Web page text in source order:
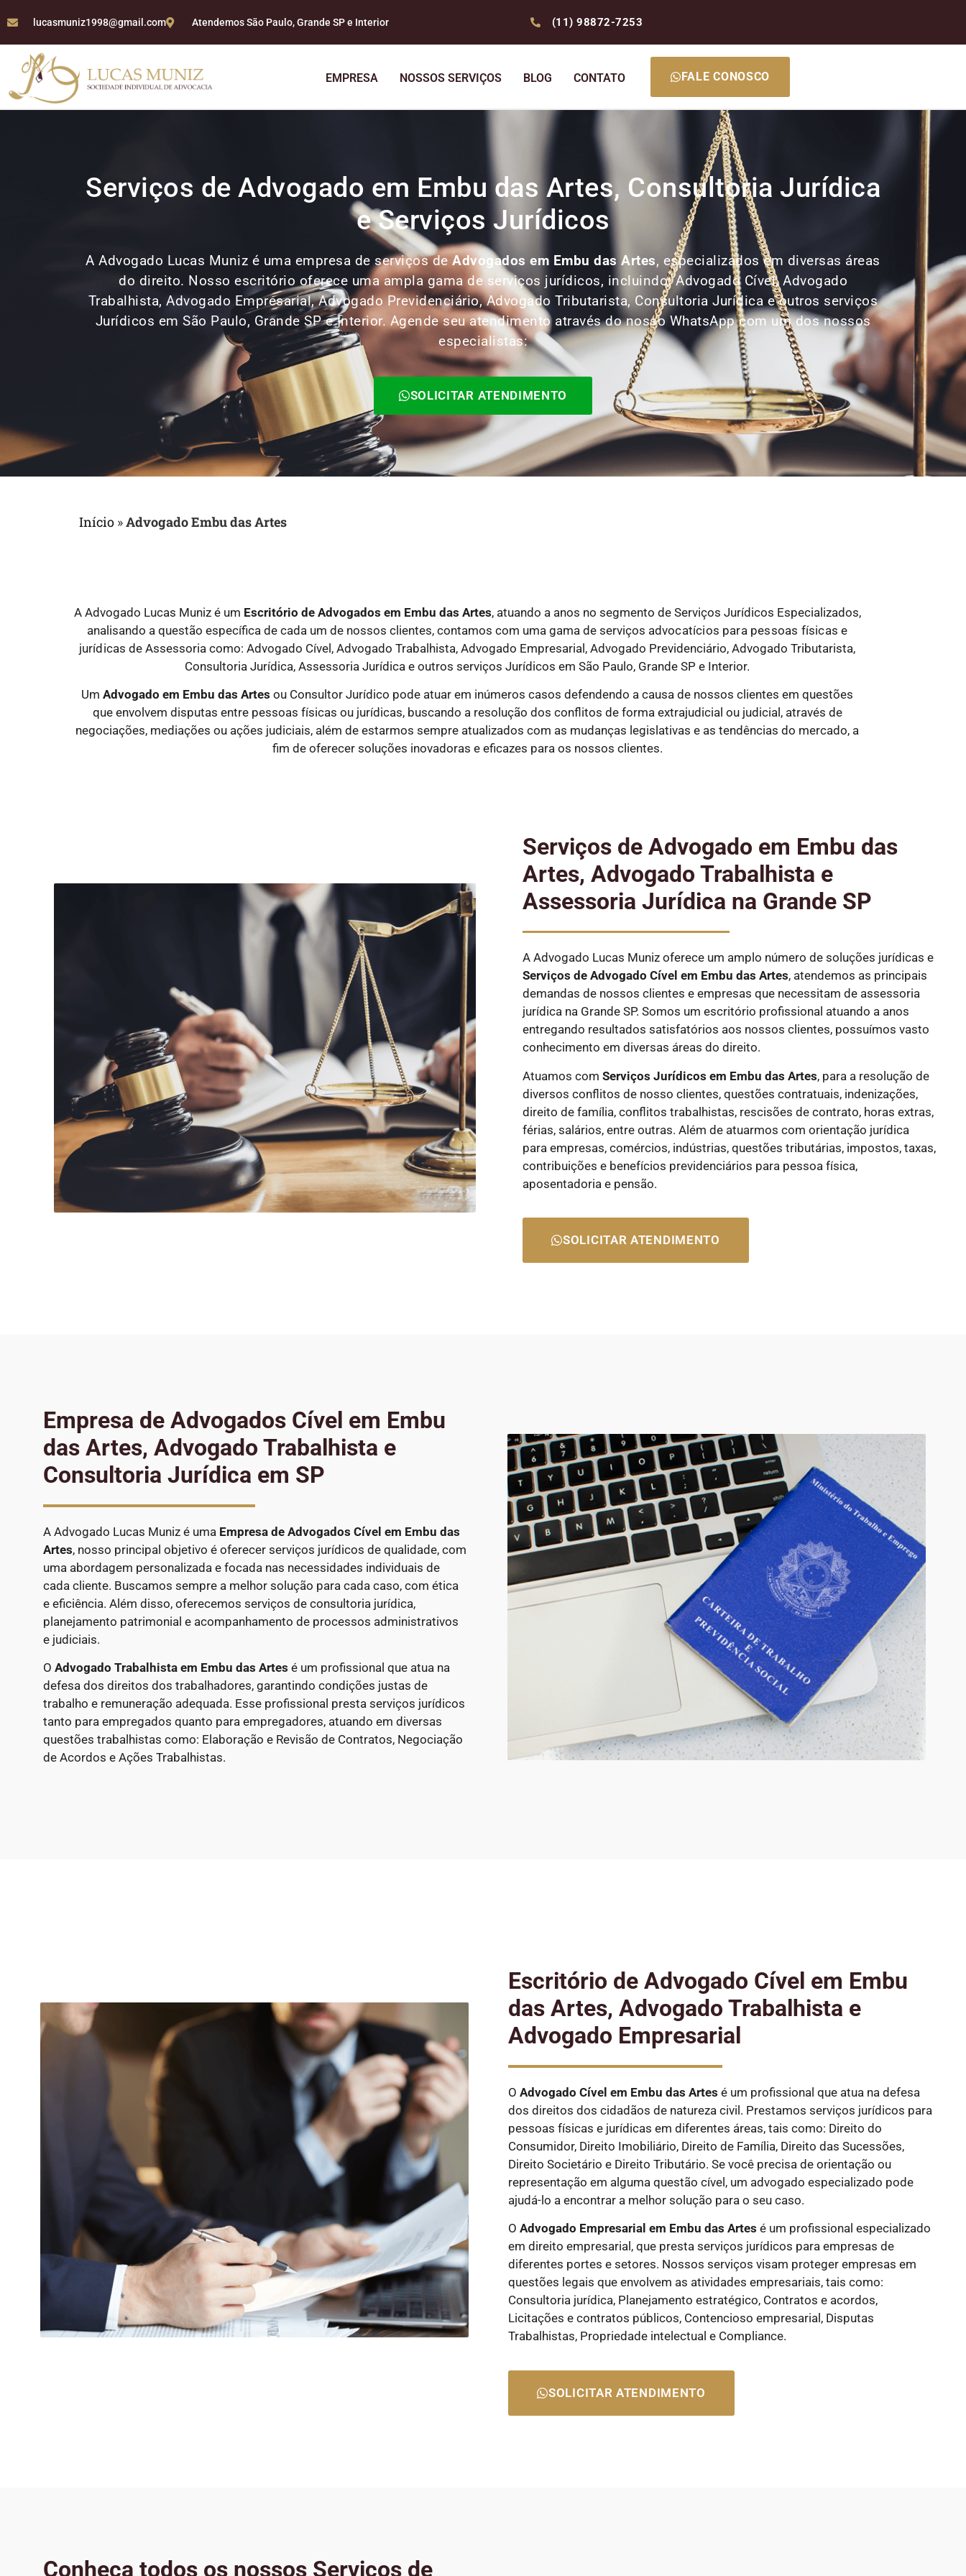
lucasmuniz1998@gmail.com Atendemos São Paulo, Grande SP e Interior (11) 98872-7253
EMPRESA NOSSOS SERVIÇOS BLOG CONTATO FALE CONOSCO
Serviços de Advogado em Embu das Artes, Consultoria Jurídica
e Serviços Jurídicos
A Advogado Lucas Muniz é uma empresa de serviços deAdvogadosem Embu das Artes, especializados em diversas áreas
do direito. Nosso escritório oferece uma ampla gama de serviços jurídicos, incluindo: Advogado Cível, Advogado
Trabalhista, Advogado Empresarial, Advogado Previdenciário, Advogado Tributarista, Consultoria Jurídica e outros serviços
Jurídicos em São Paulo, Grande SP e Interior. Agende seu atendimento através do nosso WhatsApp com um dos nossos
especialistas:
SOLICITAR ATENDIMENTO
Início »Advogado Embu das Artes
A Advogado Lucas Muniz é um Escritório de Advogados em Embu das Artes, atuando a anos no segmento de Serviços Jurídicos Especializados,
analisando a questão específica de cada um de nossos clientes, contamos com uma gama de serviços advocatícios para pessoas físicas e
jurídicas de Assessoria como: Advogado Cível, Advogado Trabalhista, Advogado Empresarial, Advogado Previdenciário, Advogado Tributarista,
Consultoria Jurídica, Assessoria Jurídica e outros serviços Jurídicos em São Paulo, Grande SP e Interior.
Um Advogado em Embu das Artes ou Consultor Jurídico pode atuar em inúmeros casos defendendo a causa de nossos clientes em questões
que envolvem disputas entre pessoas físicas ou jurídicas, buscando a resolução dos conflitos de forma extrajudicial ou judicial, através de
negociações, mediações ou ações judiciais, além de estarmos sempre atualizados com as mudanças legislativas e as tendências do mercado, a
fim de oferecer soluções inovadoras e eficazes para os nossos clientes.
Serviços de Advogado em Embu das
Artes, Advogado Trabalhista e
Assessoria Jurídica na Grande SP
A Advogado Lucas Muniz oferece um amplo número de soluções jurídicas e
Serviços de Advogado Cívelem Embu das Artes, atendemos as principais
demandas de nossos clientes e empresas que necessitam de assessoria
jurídica na Grande SP. Somos um escritório profissional atuando a anos
entregando resultados satisfatórios aos nossos clientes, possuímos vasto
conhecimento em diversas áreas do direito.
Atuamos comServiços Jurídicosem Embu das Artes, para a resolução de
diversos conflitos de nosso clientes, questões contratuais, indenizações,
direito de família, conflitos trabalhistas, rescisões de contrato, horas extras,
férias, salários, entre outras. Além de atuarmos com orientação jurídica
para empresas, comércios, indústrias, questões tributárias, impostos, taxas,
contribuições e benefícios previdenciários para pessoa física,
aposentadoria e pensão.
SOLICITAR ATENDIMENTO
Empresa de Advogados Cível em Embu
das Artes, Advogado Trabalhista e
Consultoria Jurídica em SP
A Advogado Lucas Muniz é uma Empresa de Advogados Cível em Embu das
Artes, nosso principal objetivo é oferecer serviços jurídicos de qualidade, com
uma abordagem personalizada e focada nas necessidades individuais de
cada cliente. Buscamos sempre a melhor solução para cada caso, com ética
e eficiência. Além disso, oferecemos serviços de consultoria jurídica,
planejamento patrimonial e acompanhamento de processos administrativos
e judiciais.
O Advogado Trabalhista em Embu das Artes é um profissional que atua na
defesa dos direitos dos trabalhadores, garantindo condições justas de
trabalho e remuneração adequada. Esse profissional presta serviços jurídicos
tanto para empregados quanto para empregadores, atuando em diversas
questões trabalhistas como: Elaboração e Revisão de Contratos, Negociação
de Acordos e Ações Trabalhistas.
Escritório de Advogado Cível em Embu
das Artes, Advogado Trabalhista e
Advogado Empresarial
OAdvogado Cívelem Embu das Artes é um profissional que atua na defesa
dos direitos dos cidadãos de natureza civil. Prestamos serviços jurídicos para
pessoas físicas e jurídicas em diferentes áreas, tais como: Direito do
Consumidor, Direito Imobiliário, Direito de Família, Direito das Sucessões,
Direito Societário e Direito Tributário. Se você precisa de orientação ou
representação em alguma questão cível, um advogado especializado pode
ajudá-lo a encontrar a melhor solução para o seu caso.
OAdvogado Empresarial em Embu das Artes é um profissional especializado
em direito empresarial, que presta serviços jurídicos para empresas de
diferentes portes e setores. Nossos serviços visam proteger empresas em
questões legais que envolvem as atividades empresariais, tais como:
Consultoria jurídica, Planejamento estratégico, Contratos e acordos,
Licitações e contratos públicos, Contencioso empresarial, Disputas
Trabalhistas, Propriedade intelectual e Compliance.
SOLICITAR ATENDIMENTO
Conheça todos os nossos Serviços de